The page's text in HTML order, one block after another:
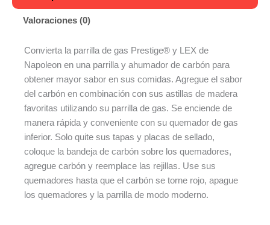
Valoraciones (0)
Convierta la parrilla de gas Prestige® y LEX de
Napoleon en una parrilla y ahumador de carbón para
obtener mayor sabor en sus comidas. Agregue el sabor
del carbón en combinación con sus astillas de madera
favoritas utilizando su parrilla de gas. Se enciende de
manera rápida y conveniente con su quemador de gas
inferior. Solo quite sus tapas y placas de sellado,
coloque la bandeja de carbón sobre los quemadores,
agregue carbón y reemplace las rejillas. Use sus
quemadores hasta que el carbón se torne rojo, apague
los quemadores y la parrilla de modo moderno.